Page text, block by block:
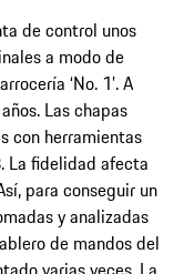
de control unos
a modo de
‘No. 1’. A
Las chapas
con herramientas
La fidelidad afecta
para conseguir un
y analizadas
de mandos del